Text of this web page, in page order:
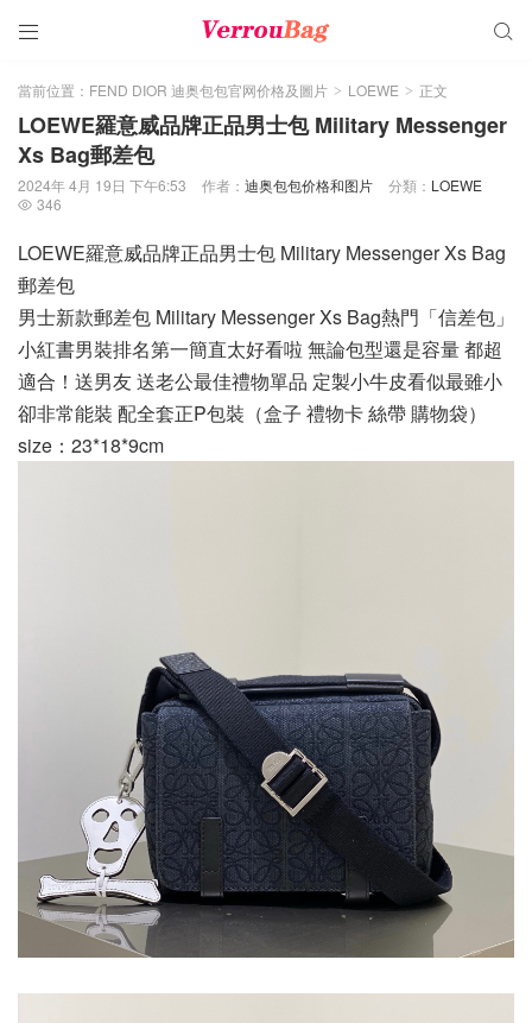
 
當前位置： FEND DIOR 迪奥包包官网价格及圖片 > LOEWE > 正文
LOEWE羅意威品牌正品男士包 Military Messenger
Xs Bag郵差包
2024年 4月 19日 下午6:53 作者： 迪奥包包价格和图片 分類： LOEWE
 346
LOEWE羅意威品牌正品男士包 Military Messenger Xs Bag
郵差包
男士新款郵差包 Military Messenger Xs Bag熱門「信差包」
小紅書男裝排名第一簡直太好看啦 無論包型還是容量 都超
適合！送男友 送老公最佳禮物單品 定製小牛皮看似最雖小
卻非常能裝 配全套正P包裝（盒子 禮物卡 絲帶 購物袋）
size：23*18*9cm